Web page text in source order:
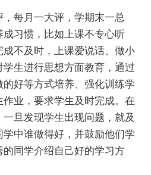
每月一大评，学期末一总
习惯，比如上课不专心听
不及时，上课爱说话、做小
生进行思想方面教育，通过
好等方式培养、强化训练学
业，要求学生及时完成。在
旦发现学生出现问题，就及
中谁做得好，并鼓励他们学
同学介绍自己好的学习方